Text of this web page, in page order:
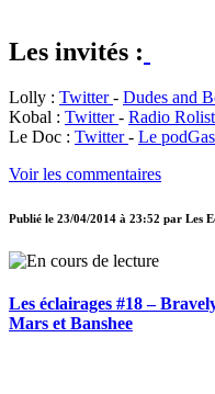
Les invités :
Lolly : Twitter- Dudes and
Kobal : Twitter- Radio
Le Doc : Twitter- Le
Voir les commentaires
Publié le 23/04/2014 à 23:52 par Les
Les éclairages #18 –
Mars et Banshee